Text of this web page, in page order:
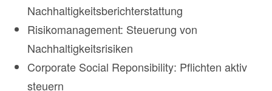
Nachhaltigkeitsberichterstattung
Risikomanagement: Steuerung von
Nachhaltigkeitsrisiken
Corporate Social Reponsibility: Pflichten aktiv
steuern